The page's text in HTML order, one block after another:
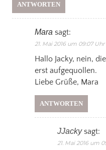
ANTWORTEN
Mara sagt:
21. Mai 2016 um 09:07 Uhr
Hallo Jacky, nein,
erst aufgequollen.
Liebe Grüße, Mara
ANTWORTEN
JJacky sagt:
21. Mai 2016 um